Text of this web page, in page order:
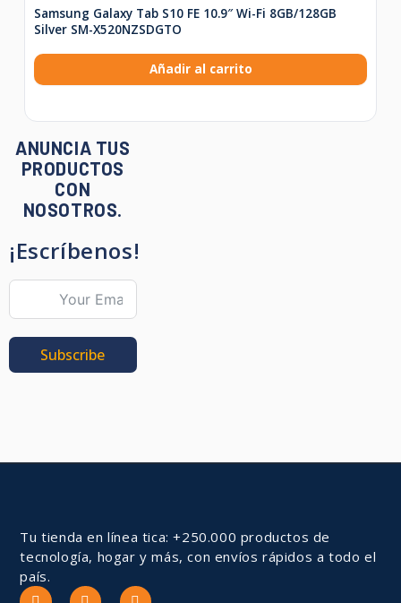
Samsung Galaxy Tab S10 FE 10.9″ Wi-Fi 8GB/128GB
Silver SM-X520NZSDGTO
Añadir al carrito
ANUNCIA TUS
PRODUCTOS
CON
NOSOTROS.
¡Escríbenos!
Subscribe
Tu tienda en línea tica: +250.000 productos de
tecnología, hogar y más, con envíos rápidos a todo el
país.